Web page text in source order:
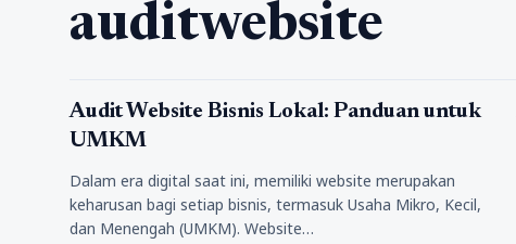
auditwebsite
Tips
Audit Website Bisnis Lokal: Panduan untuk
UMKM
Dalam era digital saat ini, memiliki website merupakan
keharusan bagi setiap bisnis, termasuk Usaha Mikro, Kecil,
dan Menengah (UMKM). Website…